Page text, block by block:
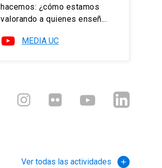
hacemos: ¿cómo estamos
valorando a quienes enseñ...
MEDIA UC
Ver todas las actividades add